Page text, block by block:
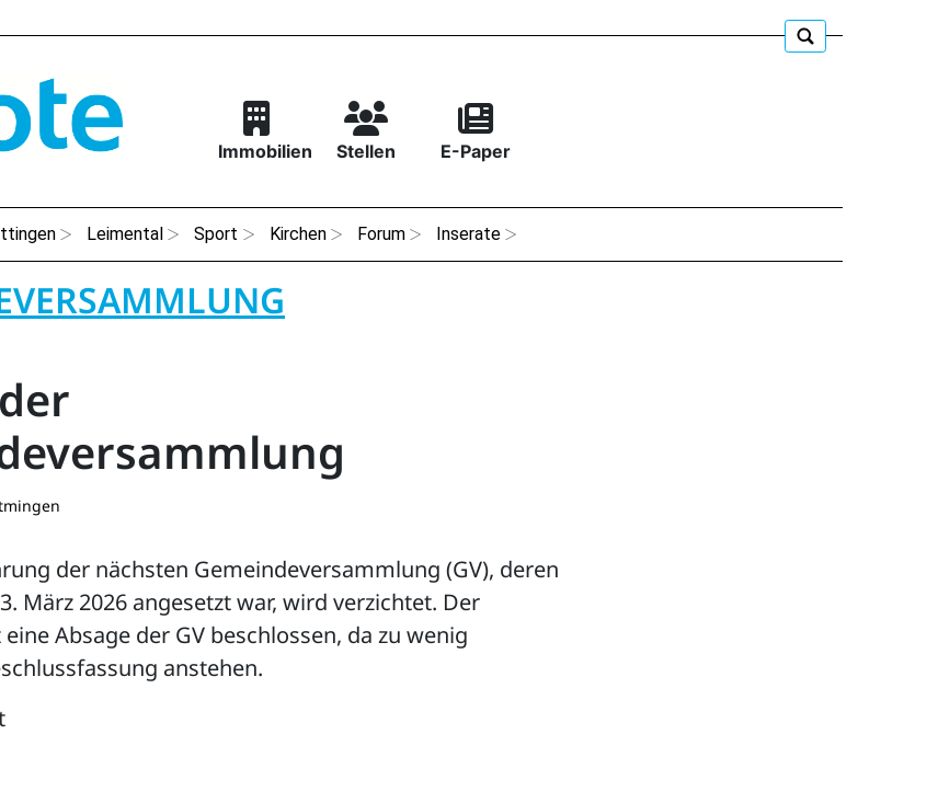
Immobilien Stellen E-Paper
Leimental Sport Kirchen Forum Inserate
der nächsten Gemeindeversammlung (GV), deren
März 2026 angesetzt war, wird verzichtet. Der
Absage der GV beschlossen, da zu wenig
anstehen.